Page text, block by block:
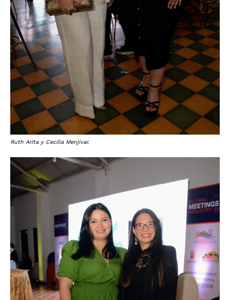
Ruth Arita y Cecilia Menjívar.